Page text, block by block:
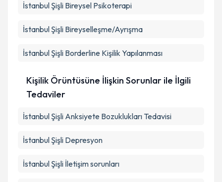
İstanbul Şişli Bireysel Psikoterapi
İstanbul Şişli Bireyselleşme/Ayrışma
İstanbul Şişli Borderline Kişilik Yapılanması
Kişilik Örüntüsüne İlişkin Sorunlar ile İlgili
Tedaviler
İstanbul Şişli Anksiyete Bozuklukları Tedavisi
İstanbul Şişli Depresyon
İstanbul Şişli İletişim sorunları